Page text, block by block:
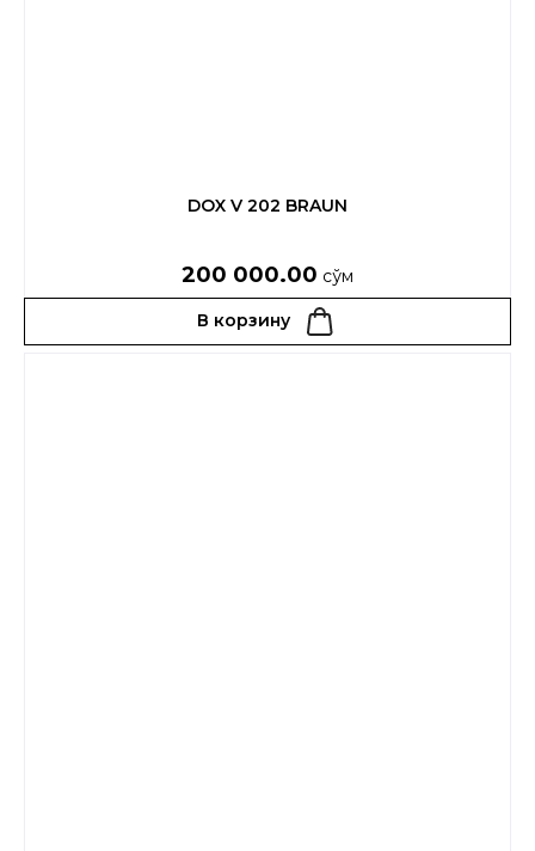
DOX V 202 BRAUN
200 000.00 сўм
В корзину